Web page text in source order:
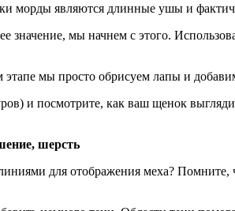
морды являются длинные ушы и
мы начнем с этого.
этапе мы просто обрисуем лапы и
и посмотрите, как ваш щенок
шерсть
для отображения меха? Помните,